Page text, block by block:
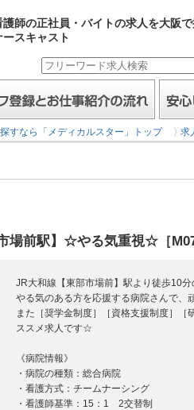
護師の正社員・バイトの求人を大阪
ースキャスト
録とお仕事紹介の流れ 安心し
すなら「メディカルスター」トップ 求
前駅】☆やる気重視☆［
JR大和線【東部市場前】駅より徒歩10分
やる気のある方を応援する病院さんで、
また［奨学金制度］［資格支援制度］［
ススメ求人です☆
《病院情報》
・病院の種類：総合病院
・看護方式：チームナーシング
・看護師基準：15：1 2交替制